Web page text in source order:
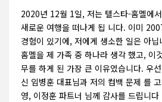
2020년 12월 1일, 저는 텔스타-홈멜에
새로운 여행을 떠나게 됩 니다. 이미
경험이 있기에, 저에게 생소한 일은 아
홈멜을 제 가족 중 하나라 생각 했고, 이
무를 하게 된 가장 큰 이유였습니다. 우
신 임병훈 대표님과 저의 컴백 문제 를
영, 이정훈 파트너 님께 감사를 드립니다